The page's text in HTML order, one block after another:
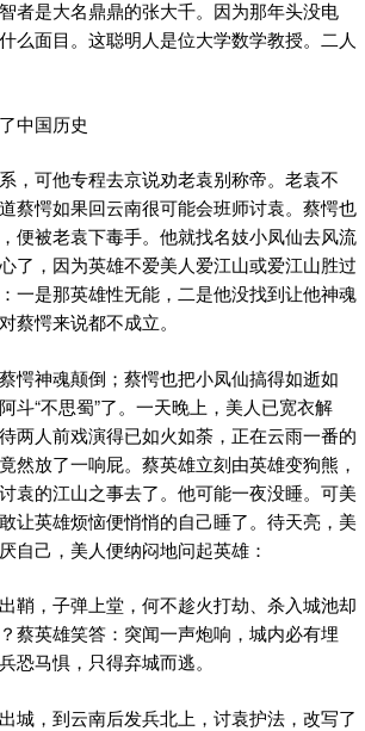
者是大名鼎鼎的张大千。因为那年头没电
么面目。这聪明人是位大学数学教授。二人
中国历史
，可他专程去京说劝老袁别称帝。老袁不
蔡愕如果回云南很可能会班师讨袁。蔡愕也
便被老袁下毒手。他就找名妓小凤仙去风流
了，因为英雄不爱美人爱江山或爱江山胜过
一是那英雄性无能，二是他没找到让他神魂
蔡愕来说都不成立。
愕神魂颠倒；蔡愕也把小凤仙搞得如逝如
斗“不思蜀”了。一天晚上，美人已宽衣解
两人前戏演得已如火如荼，正在云雨一番的
然放了一响屁。蔡英雄立刻由英雄变狗熊，
袁的江山之事去了。他可能一夜没睡。可美
让英雄烦恼便悄悄的自己睡了。待天亮，美
自己，美人便纳闷地问起英雄：
鞘，子弹上堂，何不趁火打劫、杀入城池却
蔡英雄笑答：突闻一声炮响，城内必有埋
恐马惧，只得弃城而逃。
城，到云南后发兵北上，讨袁护法，改写了